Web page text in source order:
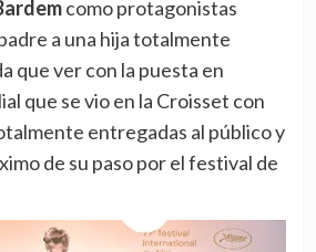
como protagonistas
a una hija totalmente
que ver con la puesta en
que se vio en la Croisset con
entregadas al público y
de su paso por el festival de